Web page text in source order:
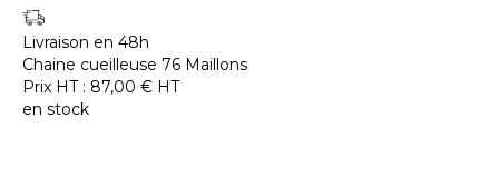
Livraison en 48h
Chaine cueilleuse 76 Maillons
Prix HT : 87,00 € HT
en stock